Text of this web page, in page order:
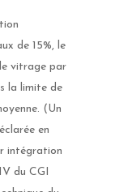
de 15%, le
vitrage par
la limite de
(Un
en
intégration
du CGI